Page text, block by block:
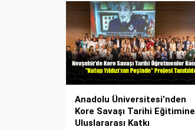
Anadolu Üniversitesi’nden
Kore Savaşı Tarihi Eğitimine
Uluslararası Katkı